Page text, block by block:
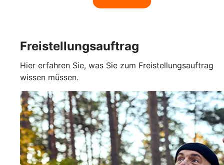
Freistellungsauftrag
Hier erfahren Sie, was Sie zum Freistellungsauftrag
wissen müssen.